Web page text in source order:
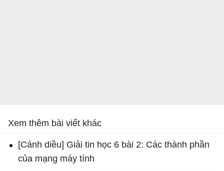
Xem thêm bài viết khác
[Cánh diều] Giải tin học 6 bài 2: Các thành phần
của mạng máy tính